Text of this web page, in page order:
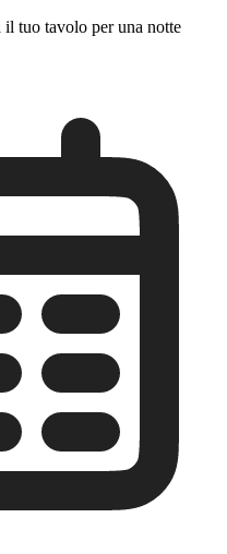
tuo tavolo per una notte